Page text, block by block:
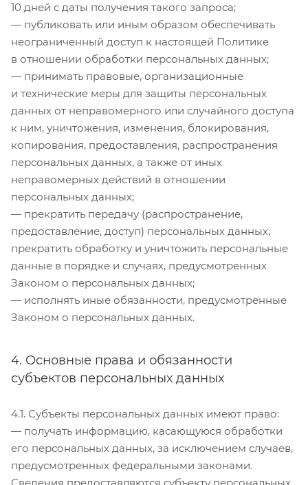
10 дней с даты получения такого запроса;
— публиковать или иным образом обеспечивать
неограниченный доступ к настоящей Политике
в отношении обработки персональных данных;
— принимать правовые, организационные
и технические меры для защиты персональных
данных от неправомерного или случайного доступа
к ним, уничтожения, изменения, блокирования,
копирования, предоставления, распространения
персональных данных, а также от иных
неправомерных действий в отношении
персональных данных;
— прекратить передачу (распространение,
предоставление, доступ) персональных данных,
прекратить обработку и уничтожить персональные
данные в порядке и случаях, предусмотренных
Законом о персональных данных;
— исполнять иные обязанности, предусмотренные
Законом о персональных данных.
4. Основные права и обязанности
субъектов персональных данных
4.1. Субъекты персональных данных имеют право:
— получать информацию, касающуюся обработки
его персональных данных, за исключением случаев,
предусмотренных федеральными законами.